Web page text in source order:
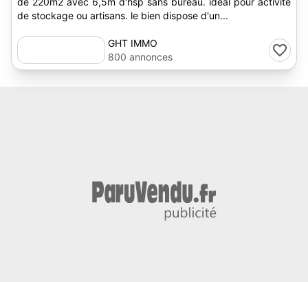
de stockage ou artisans. le bien dispose d'un...
GHT IMMO
800 annonces